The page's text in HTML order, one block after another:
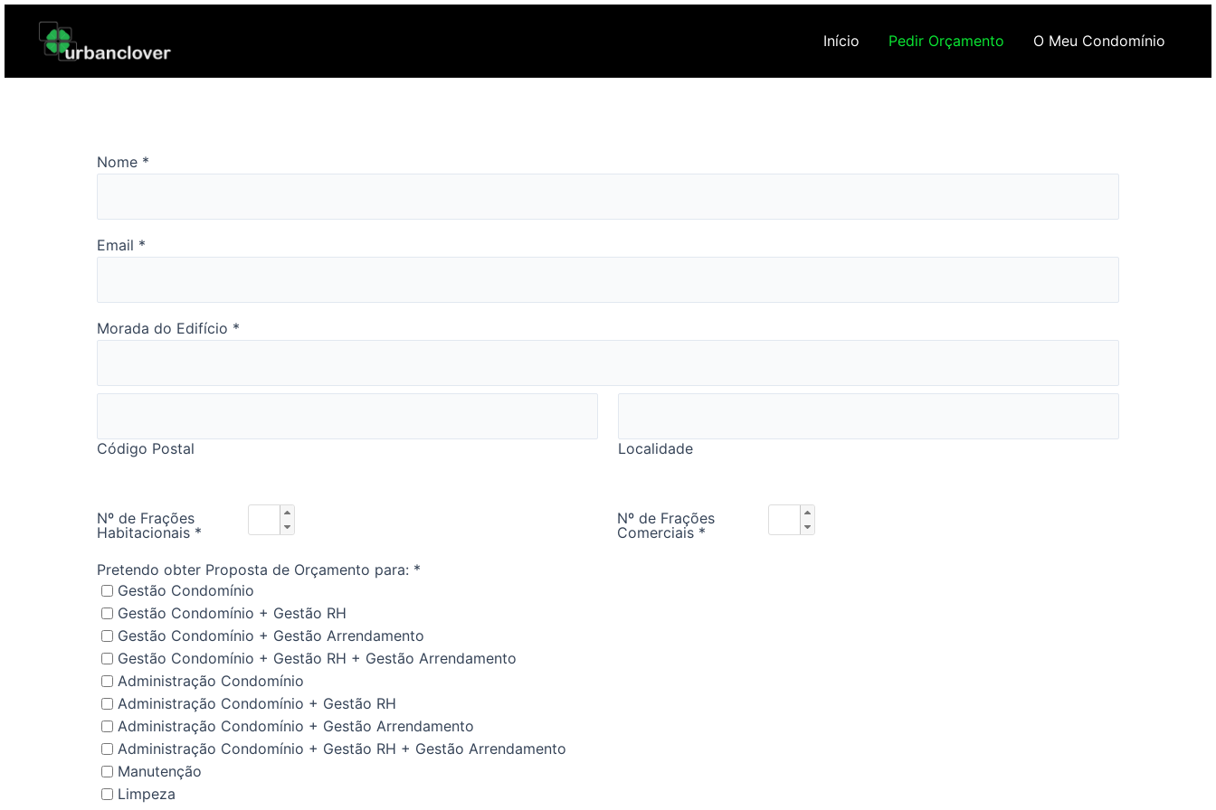
Skip
content
Início Pedir Orçamento O Meu Condomínio
Nome *
Email *
Morada do Edifício *
Código Postal Localidade
Nº de Frações
Habitacionais *
Nº de Frações
Comerciais *
Pretendo obter Proposta de Orçamento para: *
Gestão Condomínio
Gestão Condomínio + Gestão RH
Gestão Condomínio + Gestão Arrendamento
Gestão Condomínio + Gestão RH + Gestão Arrendamento
Administração Condomínio
Administração Condomínio + Gestão RH
Administração Condomínio + Gestão Arrendamento
Administração Condomínio + Gestão RH + Gestão Arrendamento
Manutenção
Limpeza